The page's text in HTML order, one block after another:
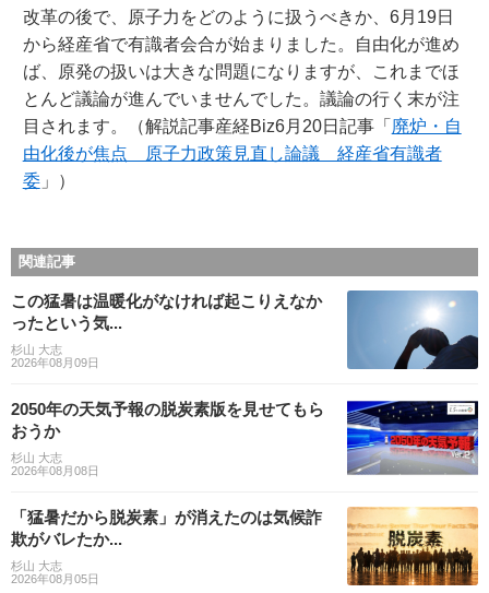
改革の後で、原子力をどのように扱うべきか、6月19日
から経産省で有識者会合が始まりました。自由化が進め
ば、原発の扱いは大きな問題になりますが、これまでほ
とんど議論が進んでいませんでした。議論の行く末が注
目されます。（解説記事産経Biz6月20日記事「 廃炉・自
由化後が焦点 原子力政策見直し論議 経産省有識者
委」）
関連記事
この猛暑は温暖化がなければ起こりえなか
ったという気...
杉山 大志
2026年08月09日
2050年の天気予報の脱炭素版を見せてもら
おうか
杉山 大志
2026年08月08日
「猛暑だから脱炭素」が消えたのは気候詐
欺がバレたか...
杉山 大志
2026年08月05日